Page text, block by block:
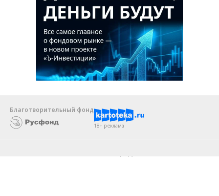
Благотворительный фонд
18+ реклама
Android